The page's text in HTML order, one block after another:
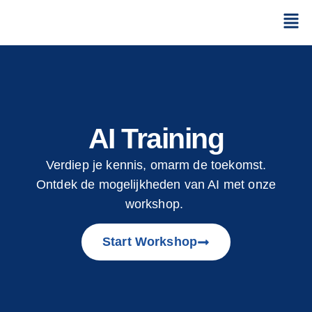
AI Training
Verdiep je kennis, omarm de toekomst.
Ontdek de mogelijkheden van AI met onze
workshop.
Start Workshop